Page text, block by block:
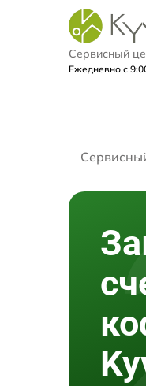
Сервисный
Ежедневно с